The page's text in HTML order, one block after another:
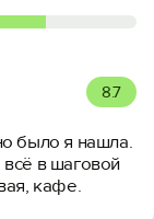
8.7
было я нашла.
в шаговой
кафе.